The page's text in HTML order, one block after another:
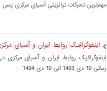
مهم‌ترین تحرکات ترانزیتی آسیای مرکزی
اینفوگرافیک روابط ایران و آسیای
زمانی 10 دی 1403 الی 10 دی 1404